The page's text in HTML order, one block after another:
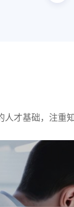
才基础，注重